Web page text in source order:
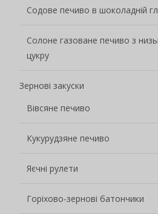
Содове печиво в шоколадній
Солоне газоване печиво з
цукру
Зернові закуски
Вівсяне печиво
Кукурудзяне печиво
Яєчні рулети
Горіхово-зернові батончики